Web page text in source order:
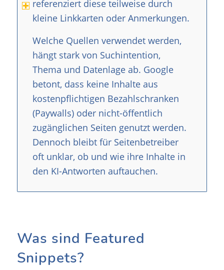
referenziert diese teilweise durch
kleine Linkkarten oder Anmerkungen.
Welche Quellen verwendet werden,
hängt stark von Suchintention,
Thema und Datenlage ab. Google
betont, dass keine Inhalte aus
kostenpflichtigen Bezahlschranken
(Paywalls) oder nicht-öffentlich
zugänglichen Seiten genutzt werden.
Dennoch bleibt für Seitenbetreiber
oft unklar, ob und wie ihre Inhalte in
den KI-Antworten auftauchen.
Was sind Featured
Snippets?